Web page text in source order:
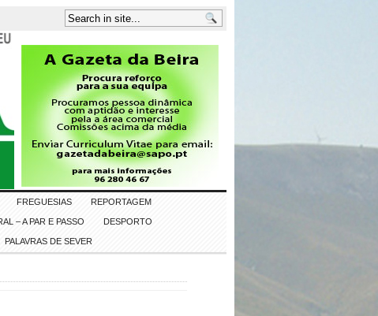
FREGUESIAS REPORTAGEM
– A PAR E PASSO DESPORTO
PALAVRAS DE SEVER